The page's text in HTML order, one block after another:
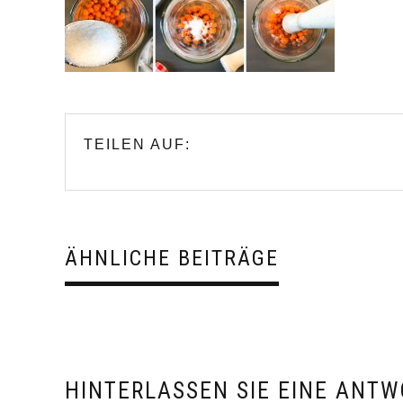
TEILEN AUF:
ÄHNLICHE BEITRÄGE
HINTERLASSEN SIE EINE